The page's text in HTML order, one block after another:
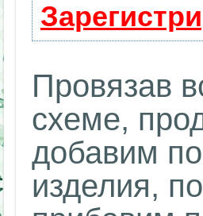
Провязав
схеме,
добавим
изделия,